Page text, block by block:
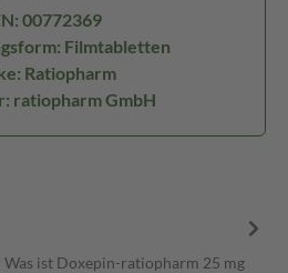
00772369
Filmtabletten
Ratiopharm
ratiopharm GmbH
Was ist Doxepin-ratiopharm 25 mg